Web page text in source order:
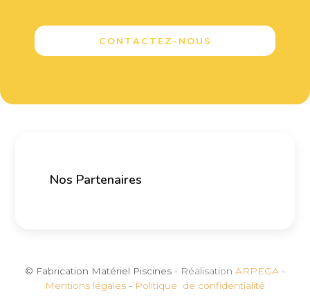
CONTACTEZ-NOUS
Nos Partenaires
© Fabrication Matériel Piscines - Réalisation ARPEGA -
Mentions légales - Politique de confidentialité